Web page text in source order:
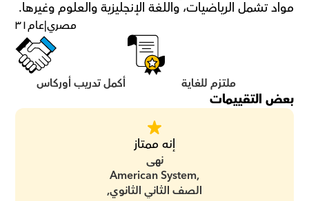
مواد تشمل الرياضيات، واللغة الإنجليزية والعلوم وغيرها.
٣١عام|مصري
ملتزم للغاية أكمل تدريب أوركاس
بعض التقييمات
إنه ممتاز
نهى
الصف الثاني الثانوي,
American System,